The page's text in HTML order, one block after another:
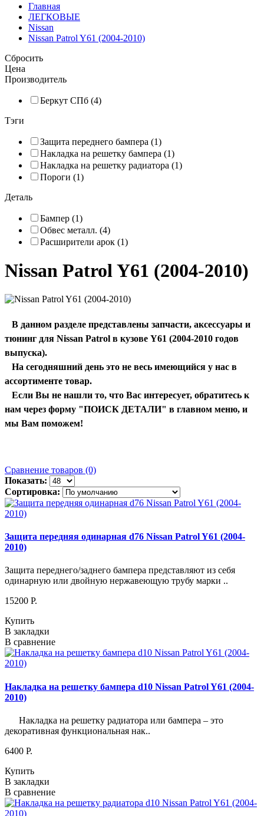
Главная
ЛЕГКОВЫЕ
Nissan
Nissan Patrol Y61 (2004-2010)
Сбросить
Цена
Производитель
Беркут СПб (4)
Тэги
Защита переднего бампера (1)
Накладка на решетку бампера (1)
Накладка на решетку радиатора (1)
Пороги (1)
Деталь
Бампер (1)
Обвес металл. (4)
Расширители арок (1)
Nissan Patrol Y61 (2004-2010)
В данном разделе представлены запчасти, аксессуары и
тюнинг для Nissan Patrol в кузове Y61 (2004-2010 годов
выпуска).
На сегодняшний день это не весь имеющийся у нас в
ассортименте товар.
Если Вы не нашли то, что Вас интересует, обратитесь к
нам через форму "ПОИСК ДЕТАЛИ" в главном меню, и
мы Вам поможем!
Сравнение товаров (0)
Показать:
Сортировка:
Защита передняя одинарная d76 Nissan Patrol Y61 (2004-
2010)
Защита переднего/заднего бампера представляют из себя
одинарную или двойную нержавеющую трубу марки ..
15200 P.
Купить
В закладки
В сравнение
Накладка на решетку бампера d10 Nissan Patrol Y61 (2004-
2010)
Накладка на решетку радиатора или бампера – это
декоративная функциональная нак..
6400 P.
Купить
В закладки
В сравнение